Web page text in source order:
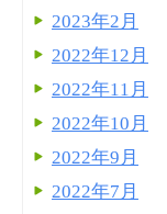
2023年2月
2022年12月
2022年11月
2022年10月
2022年9月
2022年7月